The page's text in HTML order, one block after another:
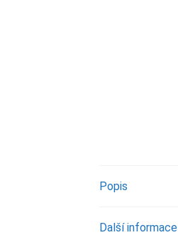
Popis
Další informace